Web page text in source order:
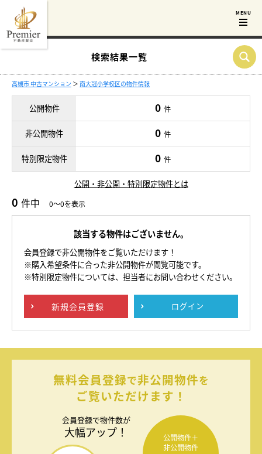
検索結果一覧
高槻市 中古マンション ＞ 南大冠小学校区の物件情報
公開物件 0 件
非公開物件 0 件
特別限定物件 0 件
公開・非公開・特別限定物件とは
0 件中 0～0を表示
該当する物件はございません。
会員登録で非公開物件をご覧いただけます！
※購入希望条件に合った非公開物件が閲覧可能です。
※特別限定物件については、担当者にお問い合わせください。
新規会員登録 ログイン
無料会員登録で非公開物件を
ご覧いただけます！
会員登録で物件数が
大幅アップ！
公開物件＋
非公開物件